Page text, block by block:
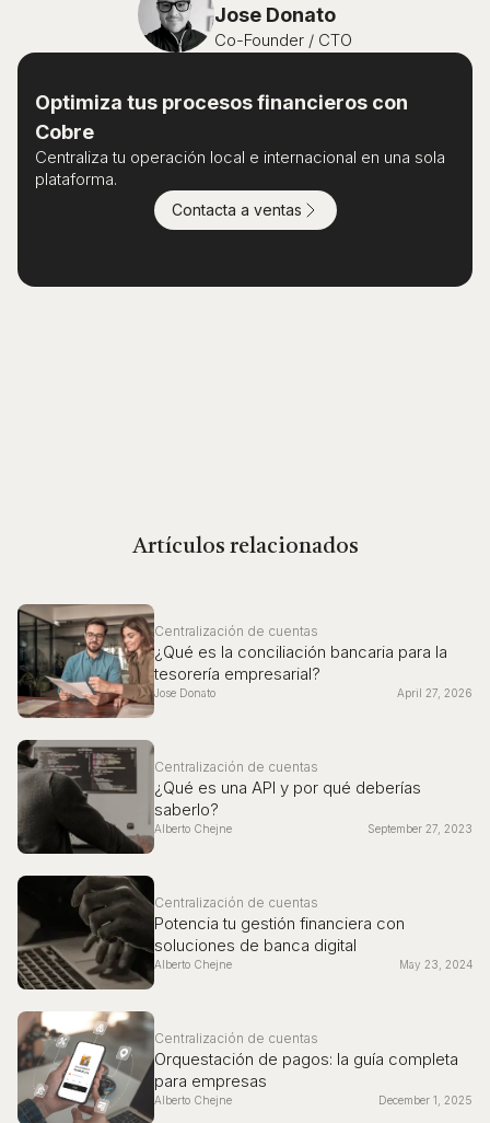
Jose Donato
Co-Founder / CTO
Optimiza tus procesos financieros con
Cobre
Centraliza tu operación local e internacional en una sola
plataforma.
Contacta a ventas
Artículos relacionados
Centralización de cuentas
¿Qué es la conciliación bancaria para la
tesorería empresarial?
Jose Donato April 27, 2026
Centralización de cuentas
¿Qué es una API y por qué deberías
saberlo?
Alberto Chejne September 27, 2023
Centralización de cuentas
Potencia tu gestión financiera con
soluciones de banca digital
Alberto Chejne May 23, 2024
Centralización de cuentas
Orquestación de pagos: la guía completa
para empresas
Alberto Chejne December 1, 2025